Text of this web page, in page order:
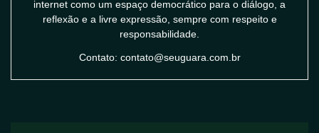
internet como um espaço democrático para o diálogo, a
reflexão e a livre expressão, sempre com respeito e
responsabilidade.
Contato: contato@seuguara.com.br